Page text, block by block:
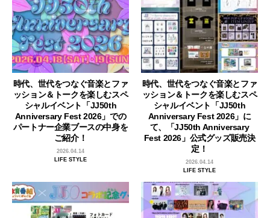
時代、世代をつなぐ音楽とファ
ッション＆トークを楽しむスペ
シャルイベント「JJ50th
Anniversary Fest 2026」での
パートナー企業ブースの中身を
ご紹介！
2026.04.14
LIFE STYLE
時代、世代をつなぐ音楽とファ
ッション＆トークを楽しむスペ
シャルイベント「JJ50th
Anniversary Fest 2026」に
て、「JJ50th Anniversary
Fest 2026」公式グッズ販売決
定！
2026.04.14
LIFE STYLE